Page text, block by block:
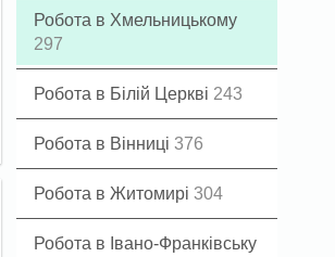
Робота в Хмельницькому
297
Робота в Білій Церкві 243
Робота в Вінниці 376
Робота в Житомирі 304
Робота в Івано-Франківську